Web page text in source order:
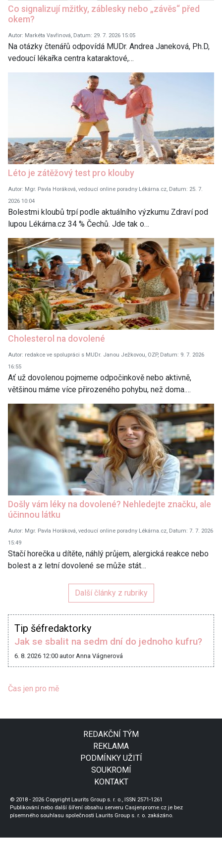
Co signalizují mžitky, záblesky nebo „závěs“ před
okem?
Autor: Markéta Vavřinová, Datum: 29. 7. 2026 15:05
Na otázky čtenářů odpovídá MUDr. Andrea Janeková, Ph.D,
vedoucí lékařka centra kataraktové,…
Léto je zátěžový test pro klouby
Autor: Mgr. Pavla Horáková, vedoucí online poradny Lékárna.cz, Datum: 25. 7.
2026 10:04
Bolestmi kloubů trpí podle aktuálního výzkumu Zdraví pod
lupou Lékárna.cz 34 % Čechů. Jde tak o…
Cholesterol na dovolené
Autor: redakce ve spolupráci s MUDr. Janou Ježkovou, OZP, Datum: 9. 7. 2026
16:55
Ať už dovolenou pojmeme odpočinkově nebo aktivně,
většinou máme více přirozeného pohybu, než doma.…
Došly vám léky na dovolené? Nehledejte značku, ale
účinnou látku
Autor: Mgr. Pavla Horáková, vedoucí online poradny Lékárna.cz, Datum: 7. 7. 2026
15:49
Stačí horečka u dítěte, náhlý průjem, alergická reakce nebo
bolest a z letní dovolené se může stát…
Další články z rubriky
Tip šéfredaktorky
Jak se sbalit na sedm dní do jednoho kufru?
6. 8. 2026 12:00 autor Anna Vágnerová
Čas jen pro mě
REDAKČNÍ TÝM
REKLAMA
PODMÍNKY UŽITÍ
SOUKROMÍ
KONTAKT
© 2018 - 2026 Copyright Laurits Group s. r. o., ISSN 2571-1261
Publikování nebo další šíření obsahu serveru Casjenprome.cz je bez
písemného souhlasu společnosti Laurits Group s. r. o. zakázáno.